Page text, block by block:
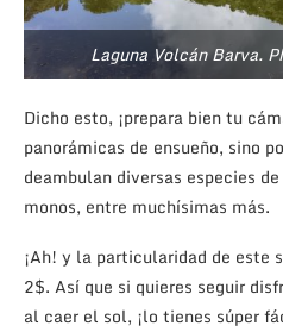
Laguna Volcán Barva.
Dicho esto, ¡prepara bien tu
panorámicas de ensueño, sino
deambulan diversas especies
monos, entre muchísimas más.
¡Ah! y la particularidad de este
2$. Así que si quieres seguir
al caer el sol, ¡lo tienes súper